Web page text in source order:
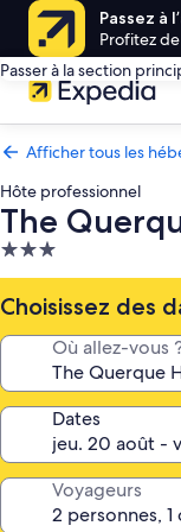
Passez à
Profitez
Passer à la section
Afficher tous les
Hôte professionnel
The
Hébergement
3.0 étoiles
Choisissez des
Où allez-vous
Dates
Voyageurs